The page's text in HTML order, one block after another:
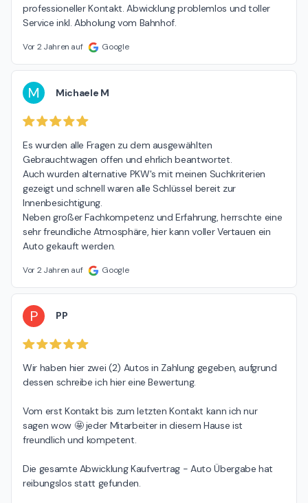
professioneller Kontakt. Abwicklung problemlos und toller
Service inkl. Abholung vom Bahnhof.
Vor 2 Jahren auf Google
M Michaele M
Es wurden alle Fragen zu dem ausgewählten
Gebrauchtwagen offen und ehrlich beantwortet.
Auch wurden alternative PKW's mit meinen Suchkriterien
gezeigt und schnell waren alle Schlüssel bereit zur
Innenbesichtigung.
Neben großer Fachkompetenz und Erfahrung, herrschte eine
sehr freundliche Atmosphäre, hier kann voller Vertauen ein
Auto gekauft werden.
Vor 2 Jahren auf Google
P PP
Wir haben hier zwei (2) Autos in Zahlung gegeben, aufgrund
dessen schreibe ich hier eine Bewertung.
Vom erst Kontakt bis zum letzten Kontakt kann ich nur
sagen wow 🤩 jeder Mitarbeiter in diesem Hause ist
freundlich und kompetent.
Die gesamte Abwicklung Kaufvertrag - Auto Übergabe hat
reibungslos statt gefunden.